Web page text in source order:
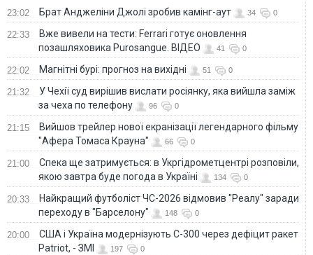
23:02 Брат Анджеліни Джолі зробив камінг-аут 34 0
22:33
Вже вивели на тести: Ferrari готує оновлення
позашляховика Purosangue. ВІДЕО
41 0
22:02 Магнітні бурі: прогноз на вихідні 51 0
21:32
У Чехії суд вирішив вислати росіянку, яка вийшла заміж
за чеха по телефону
96 0
21:15
Вийшов трейлер нової екранізації легендарного фільму
"Афера Томаса Крауна"
66 0
21:00
Спека ще затримується: в Укргідрометцентрі розповіли,
якою завтра буде погода в Україні
134 0
20:33
Найкращий футболіст ЧС-2026 відмовив "Реалу" заради
переходу в "Барселону"
148 0
20:00
США і Україна модернізують С-300 через дефіцит ракет
Patriot, - ЗМІ
197 0